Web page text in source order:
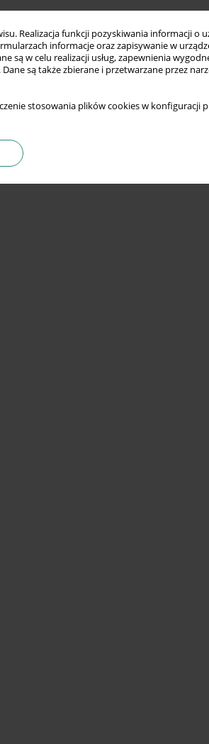
Realizacja funkcji pozyskiwania informacji o
informacje oraz zapisywanie w
są w celu realizacji usług, zapewnienia
. Dane są także zbierane i przetwarzane przez
stosowania plików cookies w konfiguracji